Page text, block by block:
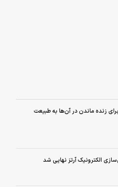
زنده ماندن در آن‌ها به طبیعت
الکترونیک آرتز نهایی شد